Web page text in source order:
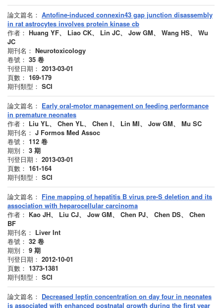
論文篇名： Antofine-induced connexin43 gap junction disassembly
in rat astrocytes involves protein kinase cb
作者： Huang YF、 Liao CK、 Lin JC、 Jow GM、 Wang HS、 Wu
JC
期刊名： Neurotoxicology
卷號： 35 卷
刊登日期： 2013-03-01
頁數： 169-179
期刊類型： SCI
論文篇名： Early oral-motor management on feeding performance
in premature neonates
作者： Liu YL、 Chen YL、 Chen I、 Lin MI、 Jow GM、 Mu SC
期刊名： J Formos Med Assoc
卷號： 112 卷
期別： 3 期
刊登日期： 2013-03-01
頁數： 161-164
期刊類型： SCI
論文篇名： Fine mapping of hepatitis B virus pre-S deletion and its
association with heparocellular carcinoma
作者： Kao JH、 Liu CJ、 Jow GM、 Chen PJ、 Chen DS、 Chen
BF
期刊名： Liver Int
卷號： 32 卷
期別： 9 期
刊登日期： 2012-10-01
頁數： 1373-1381
期刊類型： SCI
論文篇名： Decreased leptin concentration on day four in neonates
is associated with enhanced postnatal growth during the first year